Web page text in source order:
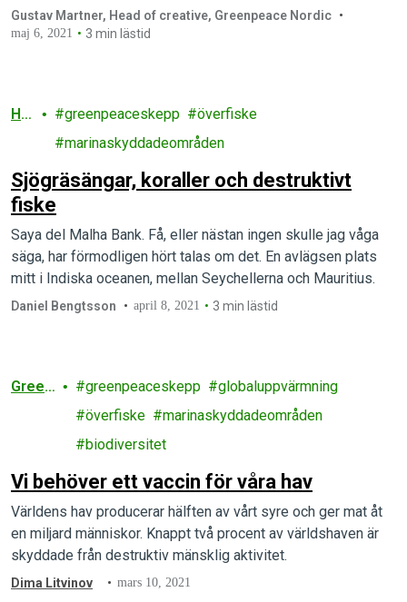
några decennier sedan, men sedan dess har idogt
påverkansarbete från miljöorganisationer och gräsrötter
Gustav Martner, Head of creative, Greenpeace Nordic
maj 6, 2021 3 min lästid
Ha
greenpeaceskepp
överfiske
marinaskyddadeområden
Sjögräsängar, koraller och destruktivt
fiske
Saya del Malha Bank. Få, eller nästan ingen skulle jag våga
säga, har förmodligen hört talas om det. En avlägsen plats
mitt i Indiska oceanen, mellan Seychellerna och Mauritius.
Daniel Bengtsson april 8, 2021 3 min lästid
Green
greenpeaceskepp
globaluppvärmning
överfiske
marinaskyddadeområden
biodiversitet
Vi behöver ett vaccin för våra hav
Världens hav producerar hälften av vårt syre och ger mat åt
en miljard människor. Knappt två procent av världshaven är
skyddade från destruktiv mänsklig aktivitet.
Dima Litvinov mars 10, 2021